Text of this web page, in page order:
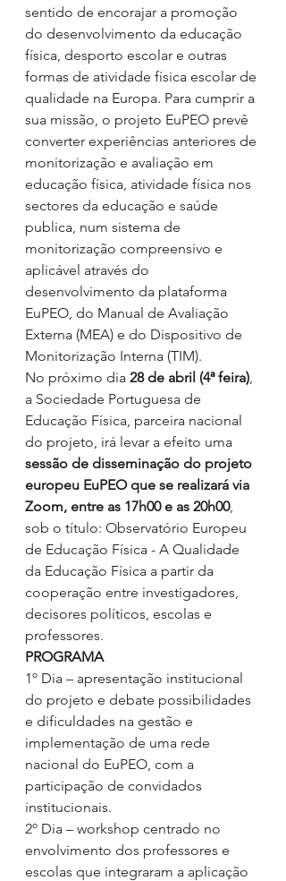
sentido de encorajar a promoção
do desenvolvimento da educação
física, desporto escolar e outras
formas de atividade física escolar de
qualidade na Europa. Para cumprir a
sua missão, o projeto EuPEO prevê
converter experiências anteriores de
monitorização e avaliação em
educação física, atividade física nos
sectores da educação e saúde
publica, num sistema de
monitorização compreensivo e
aplicável através do
desenvolvimento da plataforma
EuPEO, do Manual de Avaliação
Externa (MEA) e do Dispositivo de
Monitorização Interna (TIM).
No próximo dia 28 de abril (4ª feira),
a Sociedade Portuguesa de
Educação Física, parceira nacional
do projeto, irá levar a efeito uma
sessão de disseminação do projeto
europeu EuPEO que se realizará via
Zoom, entre as 17h00 e as 20h00,
sob o título: Observatório Europeu
de Educação Física - A Qualidade
da Educação Física a partir da
cooperação entre investigadores,
decisores políticos, escolas e
professores.
PROGRAMA
1º Dia – apresentação institucional
do projeto e debate possibilidades
e dificuldades na gestão e
implementação de uma rede
nacional do EuPEO, com a
participação de convidados
institucionais.
2º Dia – workshop centrado no
envolvimento dos professores e
escolas que integraram a aplicação